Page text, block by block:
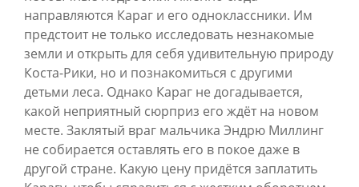
направляются Караг и его одноклассники. Им
предстоит не только исследовать незнакомые
земли и открыть для себя удивительную природу
Коста-Рики, но и познакомиться с другими
детьми леса. Однако Караг не догадывается,
какой неприятный сюрприз его ждёт на новом
месте. Заклятый враг мальчика Эндрю Миллинг
не собирается оставлять его в покое даже в
другой стране. Какую цену придётся заплатить